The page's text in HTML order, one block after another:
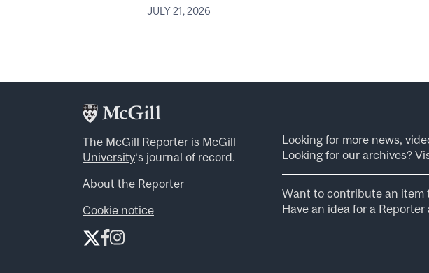
JULY 21, 2026
The McGill Reporter is McGill
University‘s journal of record.
About the Reporter
Cookie notice
Looking for more news,
Looking for our archives?
Want to contribute an item
Have an idea for a